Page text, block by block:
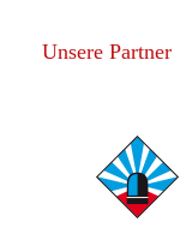
Unsere Partner